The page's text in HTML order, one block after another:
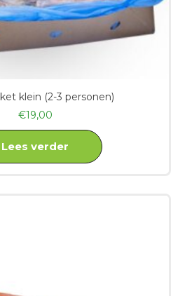
klein (2-3 personen)
€19,00
Lees verder